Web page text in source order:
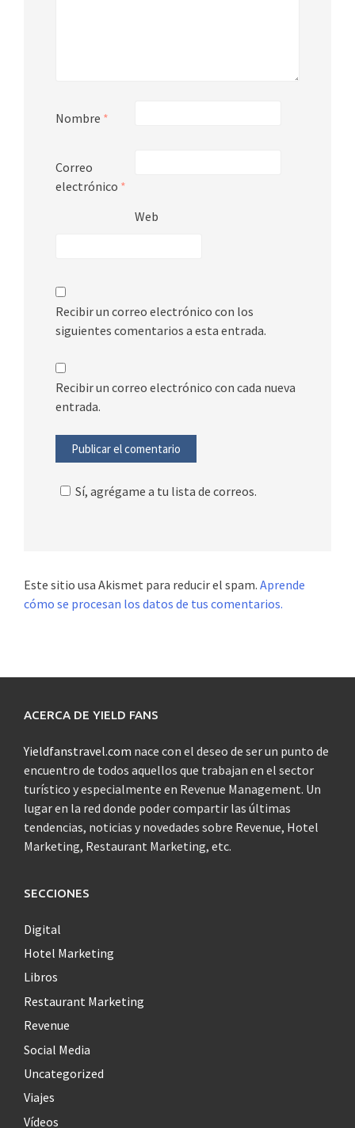
Nombre *
Correo
electrónico *
Web
Recibir un correo electrónico con los
siguientes comentarios a esta entrada.
Recibir un correo electrónico con cada nueva
entrada.
Sí, agrégame a tu lista de correos.
Este sitio usa Akismet para reducir el spam. Aprende
cómo se procesan los datos de tus comentarios.
ACERCA DE YIELD FANS
Yieldfanstravel.com nace con el deseo de ser un punto de
encuentro de todos aquellos que trabajan en el sector
turístico y especialmente en Revenue Management. Un
lugar en la red donde poder compartir las últimas
tendencias, noticias y novedades sobre Revenue, Hotel
Marketing, Restaurant Marketing, etc.
SECCIONES
Digital
Hotel Marketing
Libros
Restaurant Marketing
Revenue
Social Media
Uncategorized
Viajes
Vídeos